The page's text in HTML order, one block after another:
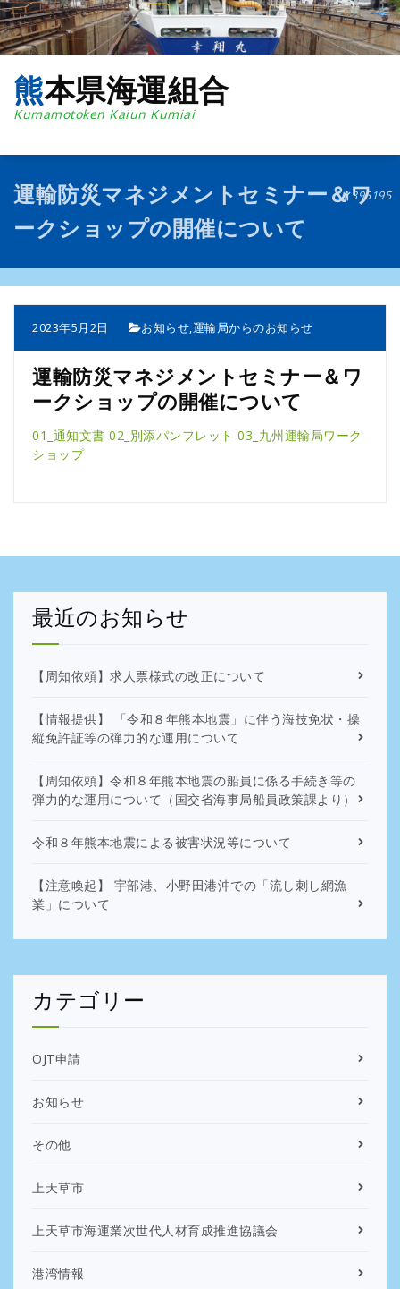
コ
ン
テ
ッ
熊本県海運組合
Kumamotoken Kaiun Kumiai
395195
運輸防災マネジメントセミナー＆ワ
ークショップの開催について
2023年5月2日 お知らせ,運輸局からのお知らせ
運輸防災マネジメントセミナー＆ワ
ークショップの開催について
01_通知文書 02_別添パンフレット 03_九州運輸局ワーク
ショップ
最近のお知らせ
【周知依頼】求人票様式の改正について
【情報提供】 「令和８年熊本地震」に伴う海技免状・操
縦免許証等の弾力的な運用について
【周知依頼】令和８年熊本地震の船員に係る手続き等の
弾力的な運用について（国交省海事局船員政策課より）
令和８年熊本地震による被害状況等について
【注意喚起】 宇部港、小野田港沖での「流し刺し網漁
業」について
カテゴリー
OJT申請
お知らせ
その他
上天草市
上天草市海運業次世代人材育成推進協議会
港湾情報